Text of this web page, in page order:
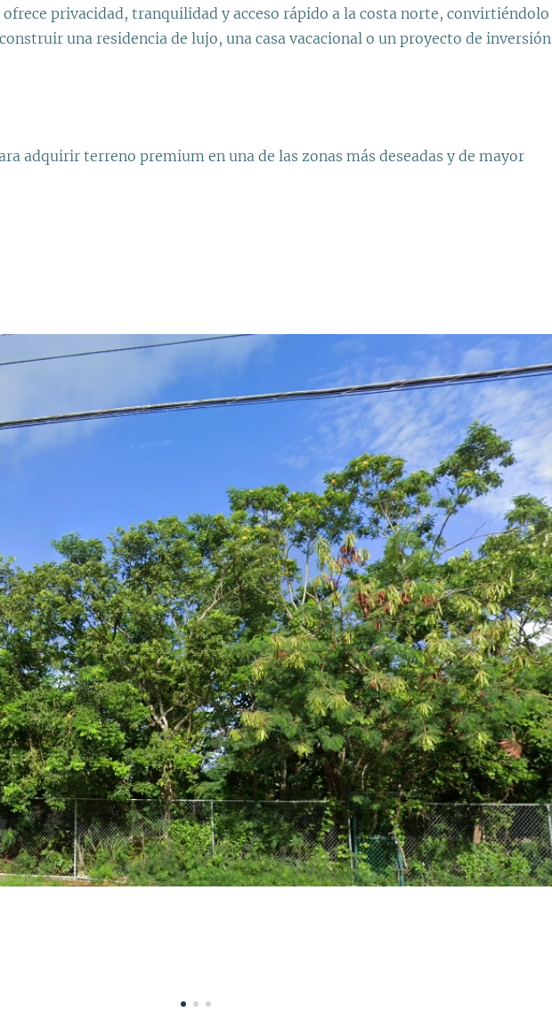
privacidad, tranquilidad y acceso rápido a la costa norte, convirtiéndolo
una residencia de lujo, una casa vacacional o un proyecto de inversión
adquirir terreno premium en una de las zonas más deseadas y de mayor